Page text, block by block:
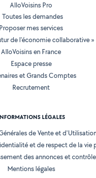
AlloVoisins Pro
Toutes les demandes
Proposer mes services
de l'économie collaborative »
AlloVoisins en France
Espace presse
et Grands Comptes
Recrutement
LÉGALES
de Vente et
et de respect de la vie
des annonces et
Mentions légales